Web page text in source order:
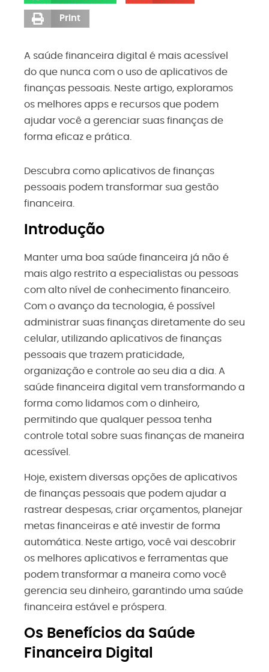
Print
A saúde financeira digital é mais acessível
do que nunca com o uso de aplicativos de
finanças pessoais. Neste artigo, exploramos
os melhores apps e recursos que podem
ajudar você a gerenciar suas finanças de
forma eficaz e prática.
Descubra como aplicativos de finanças
pessoais podem transformar sua gestão
financeira.
Introdução
Manter uma boa saúde financeira já não é
mais algo restrito a especialistas ou pessoas
com alto nível de conhecimento financeiro.
Com o avanço da tecnologia, é possível
administrar suas finanças diretamente do seu
celular, utilizando aplicativos de finanças
pessoais que trazem praticidade,
organização e controle ao seu dia a dia. A
saúde financeira digital vem transformando a
forma como lidamos com o dinheiro,
permitindo que qualquer pessoa tenha
controle total sobre suas finanças de maneira
acessível.
Hoje, existem diversas opções de aplicativos
de finanças pessoais que podem ajudar a
rastrear despesas, criar orçamentos, planejar
metas financeiras e até investir de forma
automática. Neste artigo, você vai descobrir
os melhores aplicativos e ferramentas que
podem transformar a maneira como você
gerencia seu dinheiro, garantindo uma saúde
financeira estável e próspera.
Os Benefícios da Saúde
Financeira Digital